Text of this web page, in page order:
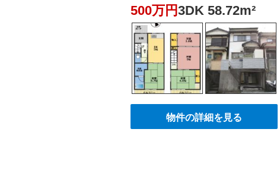
500万円3DK 58.72m²
物件の詳細を見る